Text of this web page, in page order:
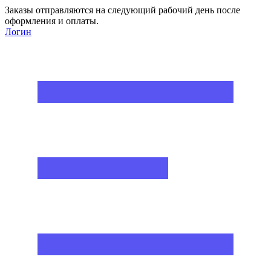
Заказы отправляются на следующий рабочий день после
оформления и оплаты.
Логин